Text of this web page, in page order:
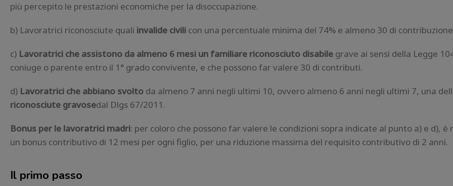
più percepito le prestazioni economiche per la disoccupazione.
b) Lavoratrici riconosciute quali invalide civili con una percentuale minima del 74% e almeno 30 di
c) Lavoratrici che assistono da almeno 6 mesi un familiare riconosciuto disabile grave ai sensi della Legge
coniuge o parente entro il 1° grado convivente, e che possono far valere 30 di contributi.
d) Lavoratrici che abbiano svolto da almeno 7 anni negli ultimi 10, ovvero almeno 6 anni negli ultimi 7, una
riconosciute gravosedal Dlgs 67/2011.
Bonus per le lavoratrici madri: per coloro che possono far valere le condizioni sopra indicate al punto a) e d), è
un bonus contributivo di 12 mesi per ogni figlio, per una riduzione massima del requisito contributivo di 2 anni.
Il primo passo